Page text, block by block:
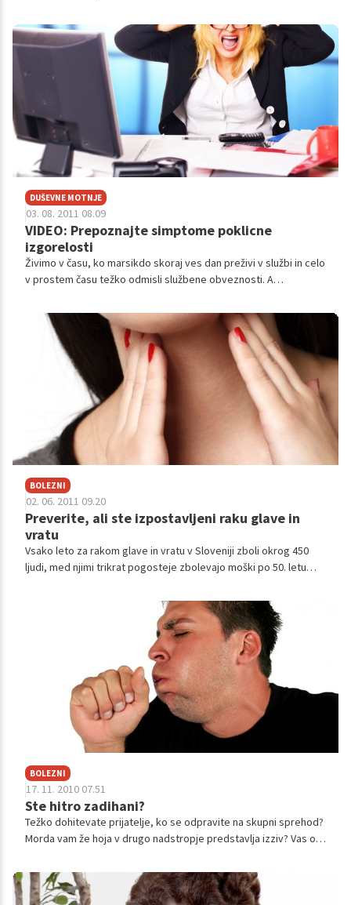
pravočasno odkriti najbolj smrtonosne oblike raka?
DUŠEVNE MOTNJE
03. 08. 2011 08.09
VIDEO: Prepoznajte simptome poklicne
izgorelosti
Živimo v času, ko marsikdo skoraj ves dan preživi v službi in celo
v prostem času težko odmisli službene obveznosti. A
pripelje do poklicne izgorelosti, ki lahko v skrajnem primeru
vodi v fizični in psihični kolaps.
BOLEZNI
02. 06. 2011 09.20
Preverite, ali ste izpostavljeni raku glave in
vratu
Vsako leto za rakom glave in vratu v Sloveniji zboli okrog 450
ljudi, med njimi trikrat pogosteje zbolevajo moški po 50. letu
BOLEZNI
17. 11. 2010 07.51
Ste hitro zadihani?
Težko dohitevate prijatelje, ko se odpravite na skupni sprehod?
Morda vam že hoja v drugo nadstropje predstavlja izziv? Vas ob
izmerili pljučne funkcije, potem bi bil čas za to!